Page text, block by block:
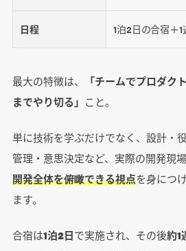
日程 1泊2日の合宿＋
最大の特徴は、
「チームでプロダク
までやり切る」 こと。
単に技術を学ぶだけでなく、設計・
管理・意思決定など、実際の開発現
開発全体を俯瞰できる視点を身につ
ます。
合宿は1泊2日で実施され、その後約1